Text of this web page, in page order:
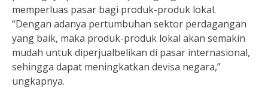
memperluas pasar bagi produk-produk lokal.
“Dengan adanya pertumbuhan sektor perdagangan
yang baik, maka produk-produk lokal akan semakin
mudah untuk diperjualbelikan di pasar internasional,
sehingga dapat meningkatkan devisa negara,”
ungkapnya.